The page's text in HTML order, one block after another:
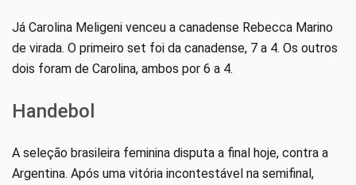
Já Carolina Meligeni venceu a canadense Rebecca Marino
de virada. O primeiro set foi da canadense, 7 a 4. Os outros
dois foram de Carolina, ambos por 6 a 4.
Handebol
A seleção brasileira feminina disputa a final hoje, contra a
Argentina. Após uma vitória incontestável na semifinal,